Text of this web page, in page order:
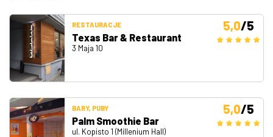
RESTAURACJE
Texas Bar & Restaurant
3 Maja 10
5,0/5
BARY, PUBY
Palm Smoothie Bar
ul. Kopisto 1 (Millenium Hall)
5,0/5